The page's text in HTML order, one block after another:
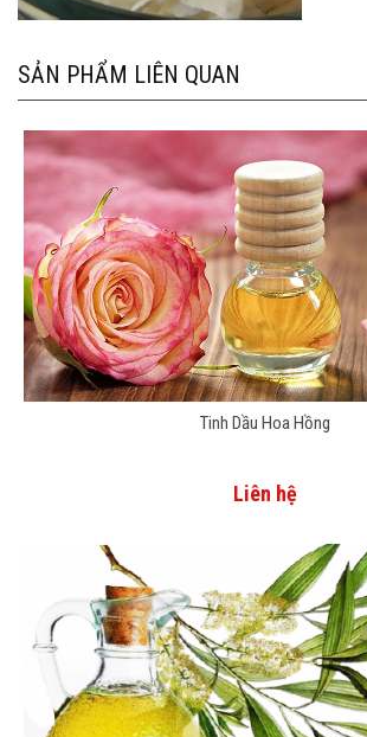
SẢN PHẨM LIÊN QUAN
Tinh Dầu Hoa Hồng
Liên hệ